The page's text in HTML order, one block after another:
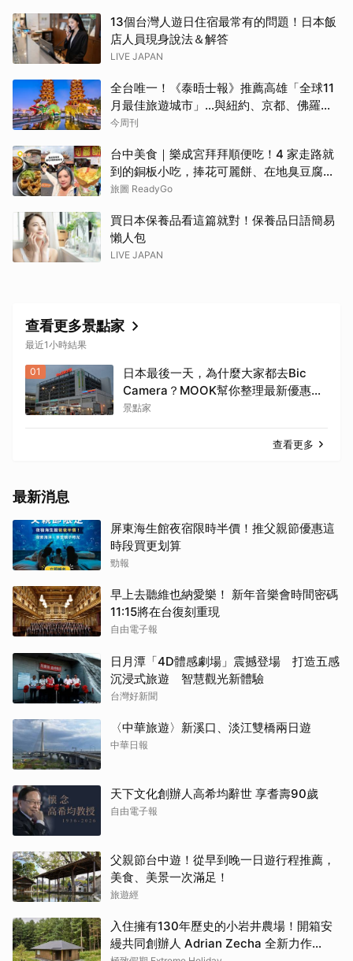
13個台灣人遊日住宿最常有的問題！日本飯
店人員現身說法＆解答
LIVE JAPAN
全台唯一！《泰晤士報》推薦高雄「全球11
月最佳旅遊城市」…與紐約、京都、佛羅倫
斯共同入榜，理由曝光
今周刊
台中美食｜樂成宮拜拜順便吃！4 家走路就
到的銅板小吃，捧花可麗餅、在地臭豆腐、
烤甜甜圈一次收
旅圖 ReadyGo
買日本保養品看這篇就對！保養品日語簡易
懶人包
LIVE JAPAN
查看更多景點家
最近1小時結果
01
日本最後一天，為什麼大家都去Bic
Camera？MOOK幫你整理最新優惠
券，行前趕快存手機，結帳直接用，最
景點家
查看更多
最新消息
屏東海生館夜宿限時半價！推父親節優惠這
時段買更划算
勁報
早上去聽維也納愛樂！ 新年音樂會時間密碼
11:15將在台復刻重現
自由電子報
日月潭「4D體感劇場」震撼登場 打造五感
沉浸式旅遊 智慧觀光新體驗
台灣好新聞
〈中華旅遊〉新溪口、淡江雙橋兩日遊
中華日報
天下文化創辦人高希均辭世 享耆壽90歲
自由電子報
父親節台中遊！從早到晚一日遊行程推薦，
美食、美景一次滿足！
旅遊經
入住擁有130年歷史的小岩井農場！開箱安
縵共同創辦人 Adrian Zecha 全新力作